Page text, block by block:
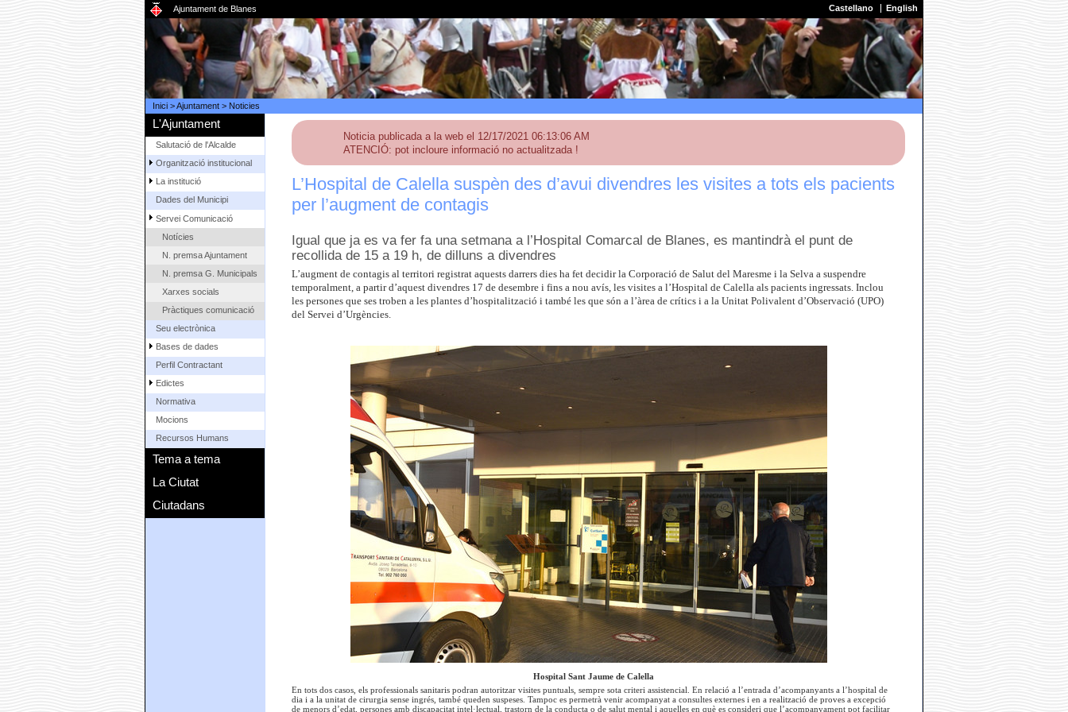
Ajuntament de Blanes Castellano English
Inici>Ajuntament> Noticies
L'Ajuntament
Salutació de l'Alcalde
Organització institucional
La institució
Dades del Municipi
Servei Comunicació
Notícies
N. premsa Ajuntament
N. premsa G. Municipals
Xarxes socials
Pràctiques comunicació
Seu electrònica
Bases de dades
Perfil Contractant
Edictes
Normativa
Mocions
Recursos Humans
Tema a tema
La Ciutat
Ciutadans
Noticia publicada a la web el 12/17/2021 06:13:06 AM
ATENCIÓ: pot incloure informació no actualitzada !
L’Hospital de Calella suspèn des d’avui divendres les visites a tots els pacients
per l’augment de contagis
Igual que ja es va fer fa una setmana a l’Hospital Comarcal de Blanes, es mantindrà el punt de
recollida de 15 a 19 h, de dilluns a divendres
L’augment de contagis al territori registrat aquests darrers dies ha fet decidir la Corporació de Salut del Maresme i la Selva a suspendre
temporalment, a partir d’aquest divendres 17 de desembre i fins a nou avís, les visites a l’Hospital de Calella als pacients ingressats. Inclou
les persones que ses troben a les plantes d’hospitalització i també les que són a l’àrea de crítics i a la Unitat Polivalent d’Observació (UPO)
del Servei d’Urgències.
Hospital Sant Jaume de Calella
En tots dos casos, els professionals sanitaris podran autoritzar visites puntuals, sempre sota criteri assistencial. En relació a l’entrada d’acompanyants a l’hospital de
dia i a la unitat de cirurgia sense ingrés, també queden suspeses. Tampoc es permetrà venir acompanyat a consultes externes i en a realització de proves a excepció
de menors d’edat, persones amb discapacitat intel·lectual, trastorn de la conducta o de salut mental i aquelles en què es consideri que l’acompanyament pot facilitar